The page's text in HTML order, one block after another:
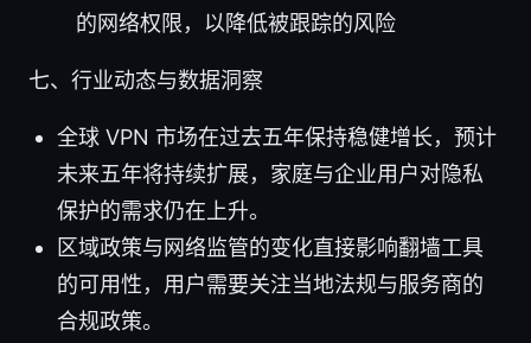
的网络权限，以降低被跟踪的风险
七、行业动态与数据洞察
全球 VPN 市场在过去五年保持稳健增长，预计
未来五年将持续扩展，家庭与企业用户对隐私
保护的需求仍在上升。
区域政策与网络监管的变化直接影响翻墙工具
的可用性，用户需要关注当地法规与服务商的
合规政策。